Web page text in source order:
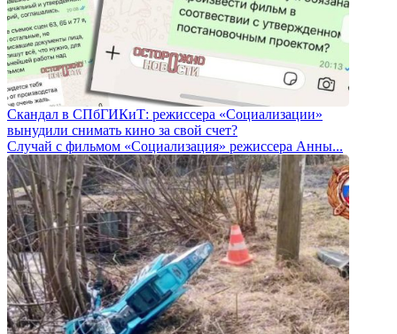
Скандал в СПбГИКиТ: режиссера «Социализации»
вынудили снимать кино за свой счет?
Случай с фильмом «Социализация» режиссера Анны...